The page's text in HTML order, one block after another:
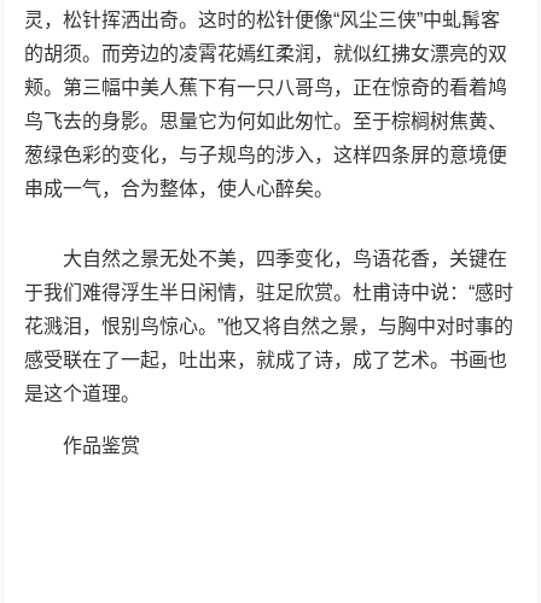
灵，松针挥洒出奇。这时的松针便像“风尘三侠”中虬髯客
的胡须。而旁边的凌霄花嫣红柔润，就似红拂女漂亮的双
颊。第三幅中美人蕉下有一只八哥鸟，正在惊奇的看着鸠
鸟飞去的身影。思量它为何如此匆忙。至于棕榈树焦黄、
葱绿色彩的变化，与子规鸟的涉入，这样四条屏的意境便
串成一气，合为整体，使人心醉矣。
大自然之景无处不美，四季变化，鸟语花香，关键在
于我们难得浮生半日闲情，驻足欣赏。杜甫诗中说：“感时
花溅泪，恨别鸟惊心。”他又将自然之景，与胸中对时事的
感受联在了一起，吐出来，就成了诗，成了艺术。书画也
是这个道理。
作品鉴赏